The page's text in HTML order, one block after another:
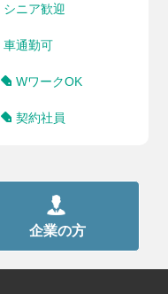
シニア歓迎
車通勤可
WワークOK
契約社員
企業の方